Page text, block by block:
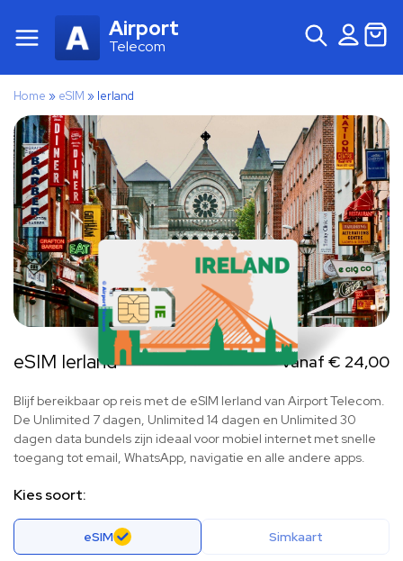
Airport
Telecom
Home » eSIM » Ierland
eSIM Ierland Vanaf € 24,00
Blijf bereikbaar op reis met de eSIM Ierland van Airport Telecom.
De Unlimited 7 dagen, Unlimited 14 dagen en Unlimited 30
dagen data bundels zijn ideaal voor mobiel internet met snelle
toegang tot email, WhatsApp, navigatie en alle andere apps.
Kies soort:
eSIM Simkaart